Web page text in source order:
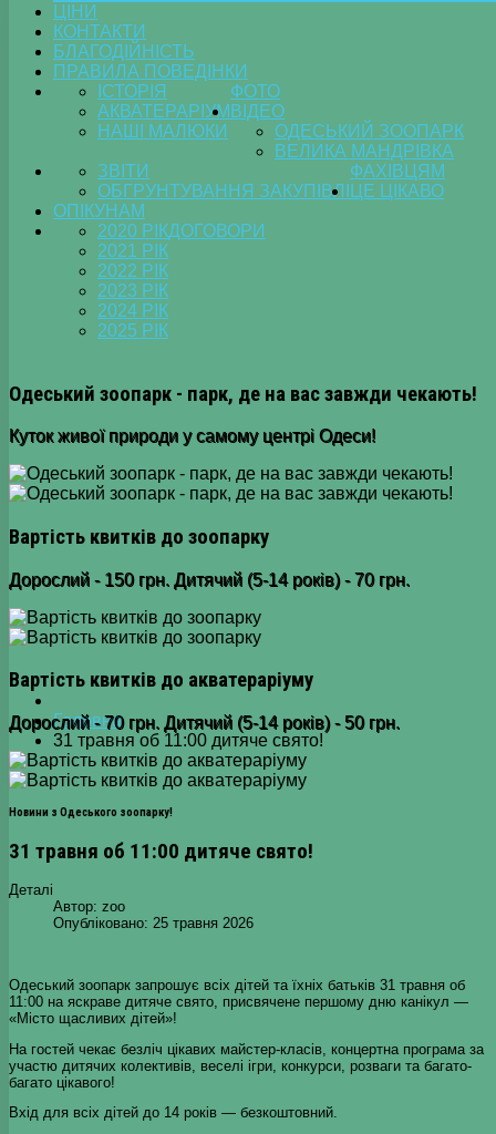
ЦІНИ
КОНТАКТИ
БЛАГОДІЙНІСТЬ
ПРАВИЛА ПОВЕДІНКИ
ФОТО
ІСТОРІЯ
АКВАТЕРАРІУМ
НАШІ МАЛЮКИ
ВІДЕО
ОДЕСЬКИЙ ЗООПАРК
ВЕЛИКА МАНДРІВКА
ФАХІВЦЯМ
ЗВІТИ
ОБГРУНТУВАННЯ ЗАКУПІВЛІ
ЦЕ ЦІКАВО
ОПІКУНАМ
ДОГОВОРИ
2020 РІК
2021 РІК
2022 РІК
2023 РІК
2024 РІК
2025 РІК
Одеський зоопарк - парк, де на вас завжди чекають!
Куток живої природи у самому центрі Одеси!
Вартість квитків до зоопарку
Дорослий - 150 грн. Дитячий (5-14 років) - 70 грн.
Вартість квитків до акватераріуму
Дорослий - 70 грн. Дитячий (5-14 років) - 50 грн.
Головна
31 травня об 11:00 дитяче свято!
Новини з Одеського зоопарку!
31 травня об 11:00 дитяче свято!
Деталі
Автор: zoo
Опубліковано: 25 травня 2026
Одеський зоопарк запрошує всіх дітей та їхніх батьків 31 травня об
11:00 на яскраве дитяче свято, присвячене першому дню канікул —
«Місто щасливих дітей»!
На гостей чекає безліч цікавих майстер-класів, концертна програма за
участю дитячих колективів, веселі ігри, конкурси, розваги та багато-
багато цікавого!
Вхід для всіх дітей до 14 років — безкоштовний.